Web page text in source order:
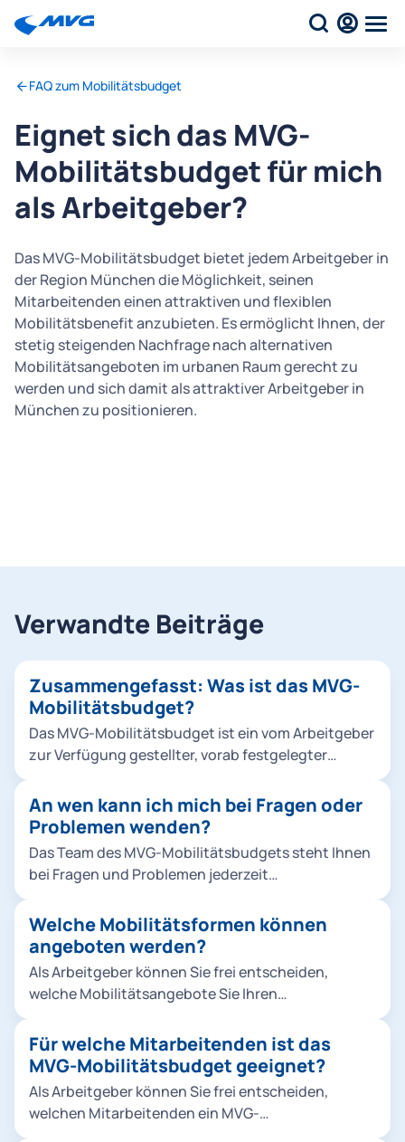
FAQ zum Mobilitätsbudget
Eignet sich das MVG-
Mobilitätsbudget für mich
als Arbeitgeber?
Das MVG-Mobilitätsbudget bietet jedem Arbeitgeber in
der Region München die Möglichkeit, seinen
Mitarbeitenden einen attraktiven und flexiblen
Mobilitätsbenefit anzubieten. Es ermöglicht Ihnen, der
stetig steigenden Nachfrage nach alternativen
Mobilitätsangeboten im urbanen Raum gerecht zu
werden und sich damit als attraktiver Arbeitgeber in
München zu positionieren.
Verwandte Beiträge
Zusammengefasst: Was ist das MVG-
Mobilitätsbudget?
Das MVG-Mobilitätsbudget ist ein vom Arbeitgeber
zur Verfügung gestellter, vorab festgelegter
Nutzung unterschiedlicher Mobilitätsangebote
innerhalb der MVGO App verwenden können. Dabei
Fahrten als auch den Weg zur Arbeit nutzbar. Das
MVG-Mobilitätsbudget kann dabei individuell an
An wen kann ich mich bei Fragen oder
Problemen wenden?
Das Team des MVG-Mobilitätsbudgets steht Ihnen
bei Fragen und Problemen jederzeit
Welche Mobilitätsformen können
angeboten werden?
Als Arbeitgeber können Sie frei entscheiden,
welche Mobilitätsangebote Sie Ihren
Aus folgenden Angeboten können Sie wählen:
ÖPNV: Nah- und Regionalverkehr innerhalb
Deutschlands im Rahmen des Deutschlandticket
Job oder U-Bahn, S-Bahn, Bus und Tram im MVV-
Gebiet Sharing-Angebote: MVG Rad, E-Scooter
Für welche Mitarbeitenden ist das
MVG-Mobilitätsbudget geeignet?
Als Arbeitgeber können Sie frei entscheiden,
welchen Mitarbeitenden ein MVG-